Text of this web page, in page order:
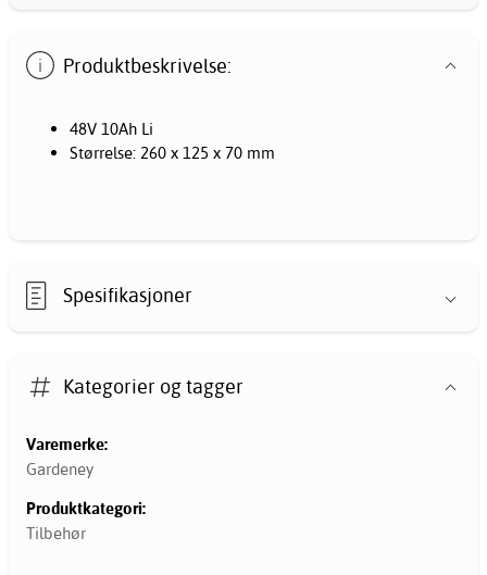
Produktbeskrivelse:
48V 10Ah Li
Størrelse: 260 x 125 x 70 mm
Spesifikasjoner
Kategorier og tagger
Varemerke:
Gardeney
Produktkategori:
Tilbehør